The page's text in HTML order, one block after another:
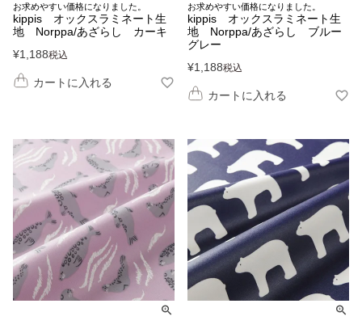
お求めやすい価格になりました。
kippis オックスラミネート生
地 Norppa/あざらし カーキ
¥1,188税込
カートに入れる
お求めやすい価格になりました。
kippis オックスラミネート生
地 Norppa/あざらし ブルー
グレー
¥1,188税込
カートに入れる